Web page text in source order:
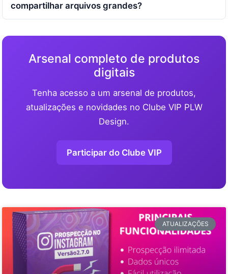
compartilhar arquivos grandes?
Arsenal completo de produtos
digitais
Tenha acesso a um arsenal de produtos,
atualizações e novidades no Clube VIP PLW
Design.
Participar do Clube VIP
ATUALIZAÇÕES